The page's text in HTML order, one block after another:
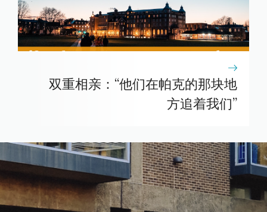
双重相亲：“他们在帕克的那块地
方追着我们”